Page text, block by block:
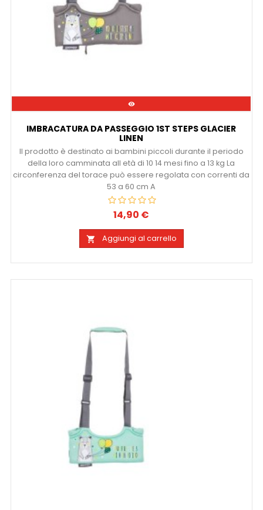

IMBRACATURA DA PASSEGGIO 1ST STEPS GLACIER
LINEN
Il prodotto è destinato ai bambini piccoli durante il periodo
della loro camminata all età di 10 14 mesi fino a 13 kg La
circonferenza del torace può essere regolata con correnti da
53 a 60 cm A
Prezzo
14,90 €
 Aggiungi al carrello